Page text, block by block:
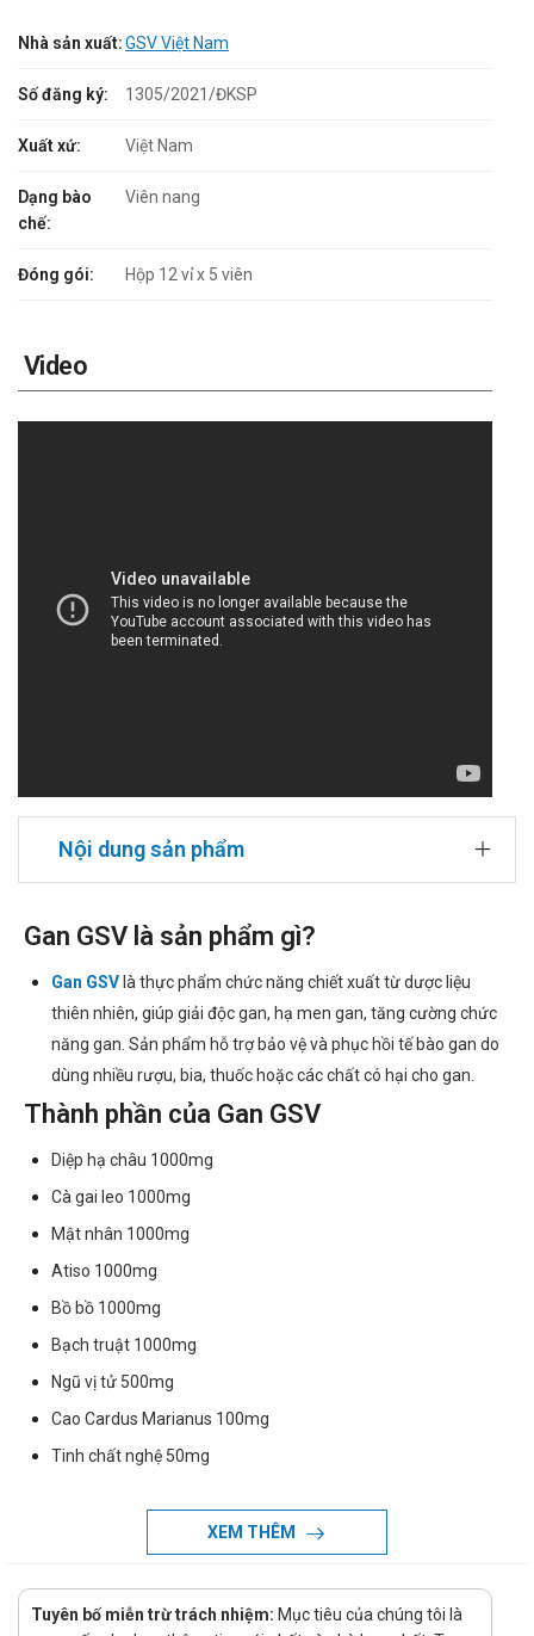
Nhà sản xuất:GSV Việt Nam
Số đăng ký: 1305/2021/ĐKSP
Xuất xứ: Việt Nam
Dạng bào
chế:
Viên nang
Đóng gói: Hộp 12 vỉ x 5 viên
Video
Nội dung sản phẩm
Gan GSV là sản phẩm gì?
Gan GSVlà thực phẩm chức năng chiết xuất từ dược liệu
thiên nhiên, giúp giải độc gan, hạ men gan, tăng cường chức
năng gan. Sản phẩm hỗ trợ bảo vệ và phục hồi tế bào gan do
dùng nhiều rượu, bia, thuốc hoặc các chất có hại cho gan.
Thành phần của Gan GSV
Diệp hạ châu 1000mg
Cà gai leo 1000mg
Mật nhân 1000mg
Atiso 1000mg
Bồ bồ 1000mg
Bạch truật 1000mg
Ngũ vị tử 500mg
Cao Cardus Marianus 100mg
Tinh chất nghệ 50mg
nipagin, nipasol, sáp ong trắng, titan dioxyd, vanilin, sắt đỏ
oxyd, sắt đen oxyd, tartrazine, sunset yellow vừa đủ 1 viên.
Dạng bào chế
XEM THÊM
Tuyên bố miễn trừ trách nhiệm: Mục tiêu của chúng tôi là